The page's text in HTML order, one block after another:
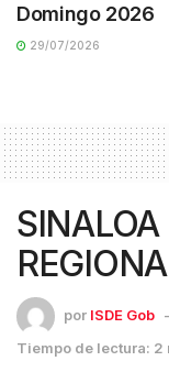
Domingo 2026
29/07/2026
por ISDE Gob
Tiempo de lectura: 2